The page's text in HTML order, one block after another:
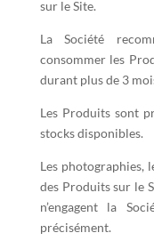
sur le Site.
La Société
consommer les
durant plus de 3
Les Produits sont
stocks disponibles.
Les photographies,
des Produits sur le
n’engagent la
précisément.